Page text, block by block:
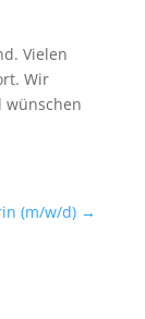
Vielen
Wir
wünschen
(m/w/d) →